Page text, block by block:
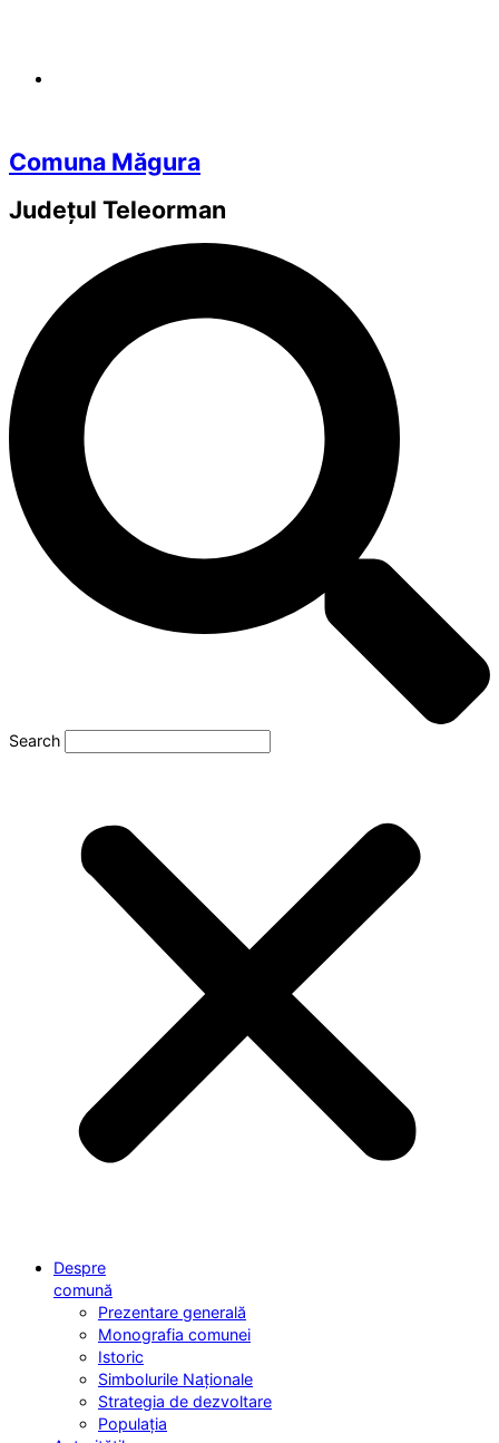
Comuna Măgura
Județul Teleorman
Search
Despre
comună
Prezentare generală
Monografia comunei
Istoric
Simbolurile Naționale
Strategia de dezvoltare
Populația